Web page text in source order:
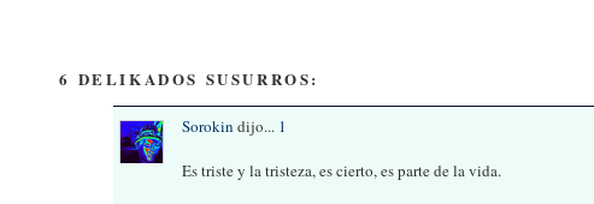
6 DELIKADOS SUSURROS:
Sorokin dijo... 1
Es triste y la tristeza, es cierto, es parte de la vida.